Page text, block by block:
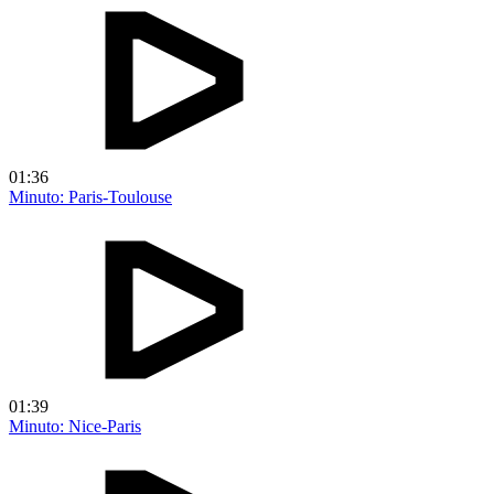
01:36
Minuto: Paris-Toulouse
01:39
Minuto: Nice-Paris